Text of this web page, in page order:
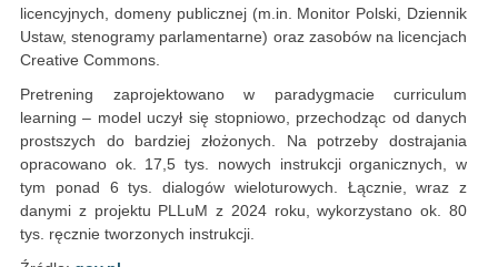
licencyjnych, domeny publicznej (m.in. Monitor Polski, Dziennik
Ustaw, stenogramy parlamentarne) oraz zasobów na licencjach
Creative Commons.
Pretrening zaprojektowano w paradygmacie curriculum
learning – model uczył się stopniowo, przechodząc od danych
prostszych do bardziej złożonych. Na potrzeby dostrajania
opracowano ok. 17,5 tys. nowych instrukcji organicznych, w
tym ponad 6 tys. dialogów wieloturowych. Łącznie, wraz z
danymi z projektu PLLuM z 2024 roku, wykorzystano ok. 80
tys. ręcznie tworzonych instrukcji.